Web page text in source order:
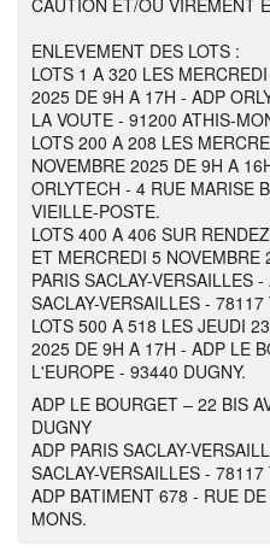
CAUTION ET/OU VIREMENT
ENLEVEMENT DES LOTS :
LOTS 1 A 320 LES
2025 DE 9H A 17H - ADP
LA VOUTE - 91200 ATHIS-
LOTS 200 A 208 LES
NOVEMBRE 2025 DE 9H A
ORLYTECH - 4 RUE MARISE
VIEILLE-POSTE.
LOTS 400 A 406 SUR
ET MERCREDI 5
PARIS SACLAY-VERSAILLES
SACLAY-VERSAILLES -
LOTS 500 A 518 LES JEUDI
2025 DE 9H A 17H - ADP LE
L'EUROPE - 93440 DUGNY.
ADP LE BOURGET – 22 BIS
DUGNY
ADP PARIS SACLAY-
SACLAY-VERSAILLES -
ADP BATIMENT 678 - RUE
MONS.